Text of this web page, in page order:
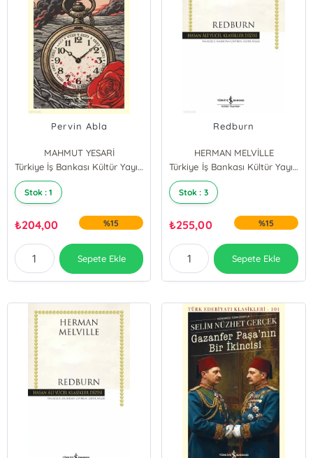
Pervin Abla
MAHMUT YESARİ
Türkiye İş Bankası Kültür Yayınları
Stok : 1
₺204,00 %15
Sepete Ekle
Redburn
HERMAN MELVİLLE
Türkiye İş Bankası Kültür Yayınları
Stok : 3
₺255,00 %15
Sepete Ekle